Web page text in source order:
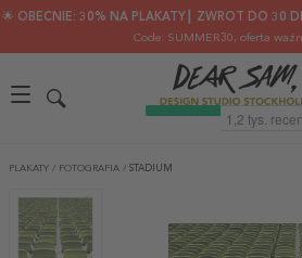
🌟 OBECNIE: 30% NA PLAKATY┃ ZWROT DO 30
Code: SUMMER30, oferta
PLAKATY / FOTOGRAFIA / STADIUM